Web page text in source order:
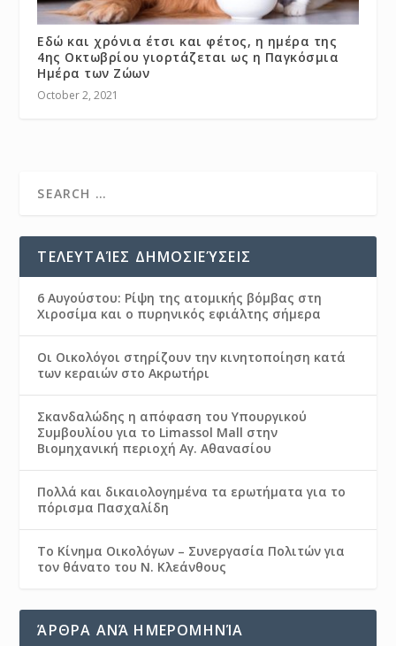
Εδώ και χρόνια έτσι και φέτος, η ημέρα της
4ης Οκτωβρίου γιορτάζεται ως η Παγκόσμια
Ημέρα των Ζώων
October 2, 2021
ΤΕΛΕΥΤΑΊΕΣ ΔΗΜΟΣΙΕΎΣΕΙΣ
6 Αυγούστου: Ρίψη της ατομικής βόμβας στη
Χιροσίμα και ο πυρηνικός εφιάλτης σήμερα
Οι Οικολόγοι στηρίζουν την κινητοποίηση κατά
των κεραιών στο Ακρωτήρι
Σκανδαλώδης η απόφαση του Υπουργικού
Συμβουλίου για το Limassol Mall στην
Βιομηχανική περιοχή Αγ. Αθανασίου
Πολλά και δικαιολογημένα τα ερωτήματα για το
πόρισμα Πασχαλίδη
Το Κίνημα Οικολόγων – Συνεργασία Πολιτών για
τον θάνατο του Ν. Κλεάνθους
ΆΡΘΡΑ ΑΝΆ ΗΜΕΡΟΜΗΝΊΑ